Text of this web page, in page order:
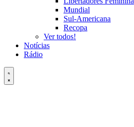
Mundial
Sul-Americana
Recopa
Ver todos!
Notícias
Rádio